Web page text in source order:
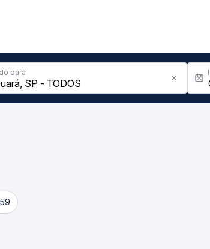
para